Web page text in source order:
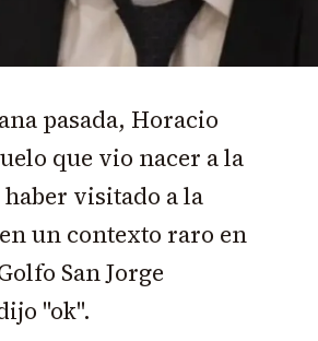
pasada, Horacio
que vio nacer a la
visitado a la
un contexto raro en
San Jorge
"ok".